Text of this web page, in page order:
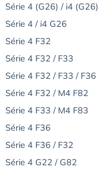
Série 4 (G26) / i4 (G26)
Série 4 / i4 G26
Série 4 F32
Série 4 F32 / F33
Série 4 F32 / F33 / F36
Série 4 F32 / M4 F82
Série 4 F33 / M4 F83
Série 4 F36
Série 4 F36 / F32
Série 4 G22 / G82